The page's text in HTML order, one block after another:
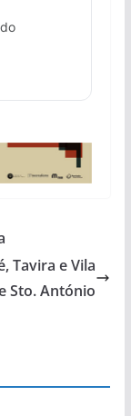
Tavira e Vila
Sto. António